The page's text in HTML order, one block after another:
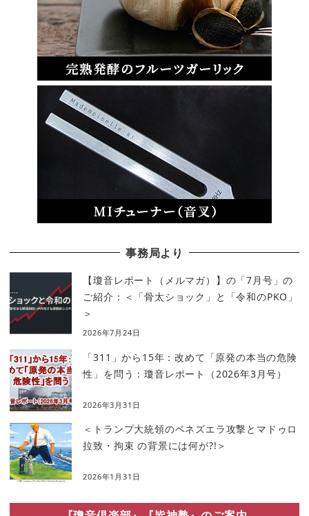
事務局より
【瓊音レポート（メルマガ）】の「7月号」の
ご紹介：＜「骨太ショック」と「令和のPKO」
＞
2026年7月24日
「311」から15年：改めて「原発の本当の危険
性」を問う：瓊音レポート（2026年3月号）
2026年3月31日
＜トランプ大統領のベネズエラ攻撃とマドゥロ
拉致・拘束 の背景には何が?!＞
2026年1月31日